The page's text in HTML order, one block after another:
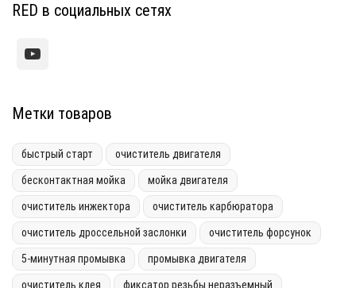
RED в социальных сетях
Метки товаров
быстрый старт очиститель двигателя
бесконтактная мойка мойка двигателя
очиститель инжектора очиститель карбюратора
очиститель дроссельной заслонки очиститель форсунок
5-минутная промывка промывка двигателя
очиститель клея фиксатор резьбы неразъемный